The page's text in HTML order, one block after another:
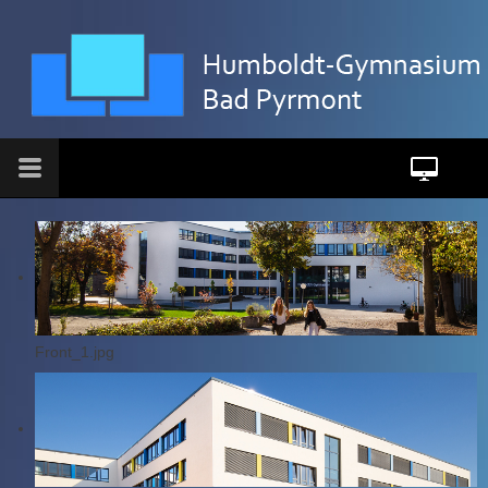
Front_1.jpg